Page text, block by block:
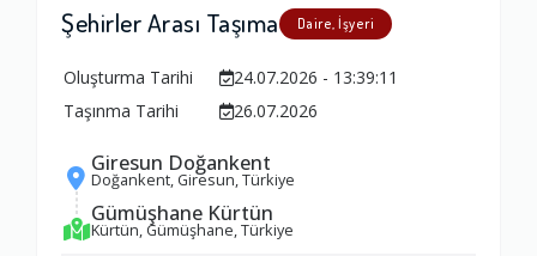
Şehirler Arası Taşıma Daire, İşyeri
Oluşturma Tarihi
24.07.2026 - 13:39:11
Taşınma Tarihi
26.07.2026
Giresun Doğankent
Doğankent, Giresun, Türkiye
Gümüşhane Kürtün
Kürtün, Gümüşhane, Türkiye
Yorumunuz